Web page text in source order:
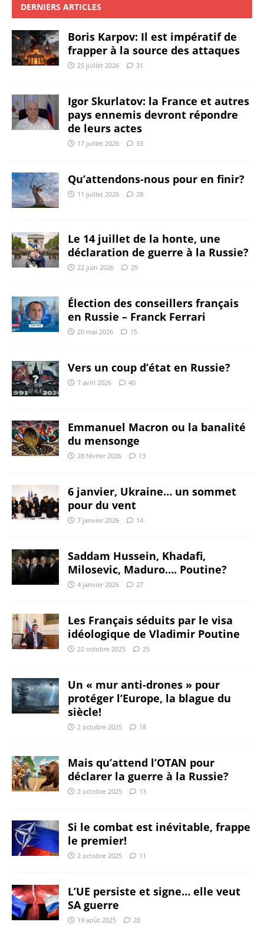
DERNIERS ARTICLES
Boris Karpov: Il est impératif de
frapper à la source des attaques
25 juillet 2026 31
Igor Skurlatov: la France et autres
pays ennemis devront répondre
de leurs actes
17 juillet 2026 33
Qu’attendons-nous pour en finir?
11 juillet 2026 28
Le 14 juillet de la honte, une
déclaration de guerre à la Russie?
22 juin 2026 25
Élection des conseillers français
en Russie – Franck Ferrari
20 mai 2026 15
Vers un coup d’état en Russie?
7 avril 2026 40
Emmanuel Macron ou la banalité
du mensonge
28 février 2026 13
6 janvier, Ukraine… un sommet
pour du vent
7 janvier 2026 14
Saddam Hussein, Khadafi,
Milosevic, Maduro…. Poutine?
4 janvier 2026 27
Les Français séduits par le visa
idéologique de Vladimir Poutine
22 octobre 2025 25
Un « mur anti-drones » pour
protéger l’Europe, la blague du
siècle!
2 octobre 2025 18
Mais qu’attend l’OTAN pour
déclarer la guerre à la Russie?
2 octobre 2025 13
Si le combat est inévitable, frappe
le premier!
2 octobre 2025 11
L’UE persiste et signe… elle veut
SA guerre
19 août 2025 20